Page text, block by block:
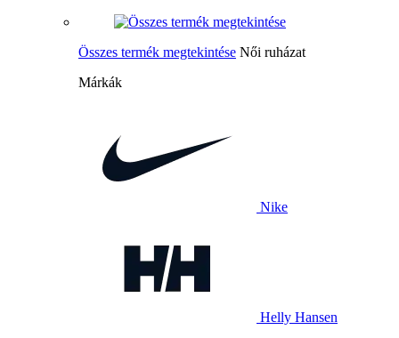
Összes termék megtekintése Női ruházat
Márkák
Nike
Helly Hansen